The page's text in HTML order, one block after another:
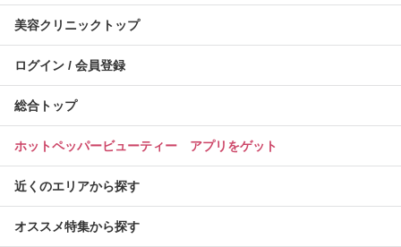
美容クリニックトップ
ログイン / 会員登録
総合トップ
ホットペッパービューティー アプリをゲット
近くのエリアから探す
オススメ特集から探す